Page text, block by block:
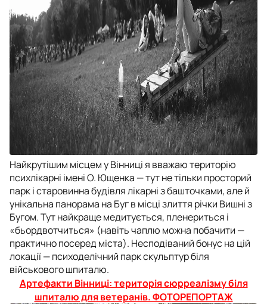
Найкрутішим місцем у Вінниці я вважаю територію
психлікарні імені О. Ющенка — тут не тільки просторий
парк і старовинна будівля лікарні з башточками, але й
унікальна панорама на Буг в місці злиття річки Вишні з
Бугом. Тут найкраще медитується, пленериться і
«бьордвотчиться» (навіть чаплю можна побачити —
практично посеред міста). Несподіваний бонус на цій
локації — психоделічний парк скульптур біля
військового шпиталю.
Артефакти Вінниці: територія сюрреалізму біля
шпиталю для ветеранів. ФОТОРЕПОРТАЖ